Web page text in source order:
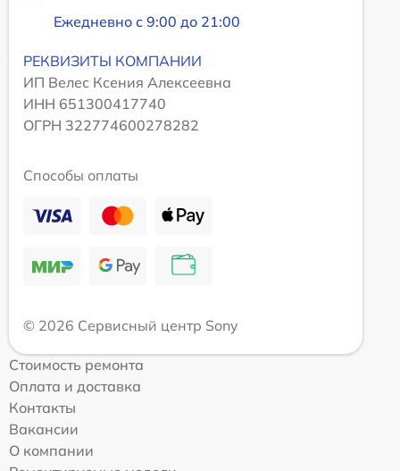
Ежедневно с 9:00 до 21:00
РЕКВИЗИТЫ КОМПАНИИ
ИП Велес Ксения Алексеевна
ИНН 651300417740
ОГРН 322774600278282
Способы оплаты
© 2026 Сервисный центр Sony
Стоимость ремонта
Оплата и доставка
Контакты
Вакансии
О компании